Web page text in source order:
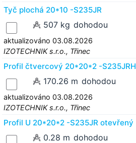
Tyč plochá 20*10 -S235JR
507 kg dohodou
aktualizováno 03.08.2026
IZOTECHNIK s.r.o., Třinec
Profil čtvercový 20*20*2 -S235JRH
170.26 m dohodou
aktualizováno 03.08.2026
IZOTECHNIK s.r.o., Třinec
Profil U 20*20*2 -S235JR otevřený
0.28 m dohodou